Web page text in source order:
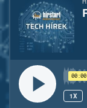
TECH HÍREK
FILM-ZENE-
PLAYLIST
MI AZ A